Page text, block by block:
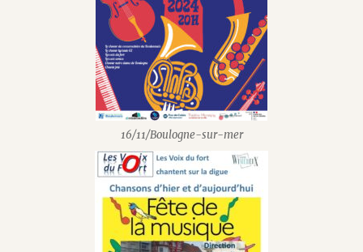
16/11/Boulogne-sur-mer